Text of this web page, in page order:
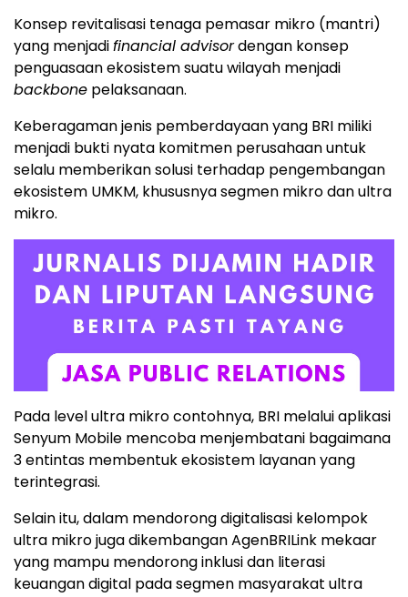
Konsep revitalisasi tenaga pemasar mikro (mantri)
yang menjadifinancial advisordengan konsep
penguasaan ekosistem suatu wilayah menjadi
backbone pelaksanaan.
Keberagaman jenis pemberdayaan yang BRI miliki
menjadi bukti nyata komitmen perusahaan untuk
selalu memberikan solusi terhadap pengembangan
ekosistem UMKM, khususnya segmen mikro dan ultra
mikro.
Pada level ultra mikro contohnya, BRI melalui aplikasi
Senyum Mobile mencoba menjembatani bagaimana
3 entintas membentuk ekosistem layanan yang
terintegrasi.
Selain itu, dalam mendorong digitalisasi kelompok
ultra mikro juga dikembangan AgenBRILink mekaar
yang mampu mendorong inklusi dan literasi
keuangan digital pada segmen masyarakat ultra